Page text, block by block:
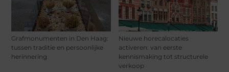
Grafmonumenten in Den Haag:
tussen traditie en persoonlijke
herinnering
Nieuwe horecalocaties
activeren: van eerste
kennismaking tot structurele
verkoop